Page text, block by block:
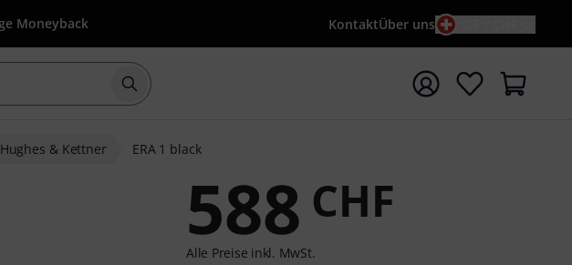
Moneyback KontaktÜber uns
Suche mit Suchwort {searchTerm} starten
Hughes & Kettner ERA 1 black
588 CHF
Alle Preise inkl. MwSt.